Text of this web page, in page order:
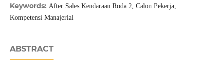
Keywords: After Sales Kendaraan Roda 2, Calon Pekerja,
Kompetensi Manajerial
ABSTRACT